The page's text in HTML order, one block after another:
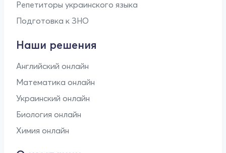
Репетиторы украинского языка
Подготовка к ЗНО
Наши решения
Английский онлайн
Математика онлайн
Украинский онлайн
Биология онлайн
Химия онлайн